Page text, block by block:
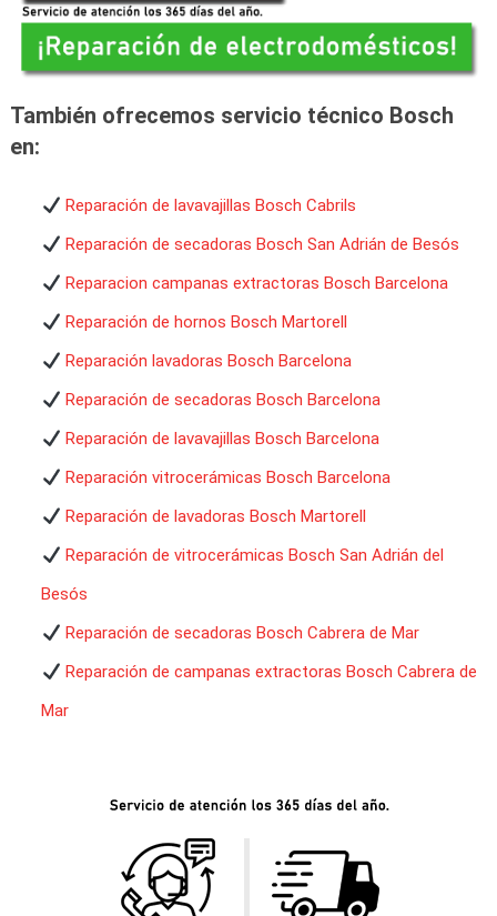
También ofrecemos servicio técnico Bosch
en:
Reparación de lavavajillas Bosch Cabrils
Reparación de secadoras Bosch San Adrián de Besós
Reparacion campanas extractoras Bosch Barcelona
Reparación de hornos Bosch Martorell
Reparación lavadoras Bosch Barcelona
Reparación de secadoras Bosch Barcelona
Reparación de lavavajillas Bosch Barcelona
Reparación vitrocerámicas Bosch Barcelona
Reparación de lavadoras Bosch Martorell
Reparación de vitrocerámicas Bosch San Adrián del
Besós
Reparación de secadoras Bosch Cabrera de Mar
Reparación de campanas extractoras Bosch Cabrera de
Mar